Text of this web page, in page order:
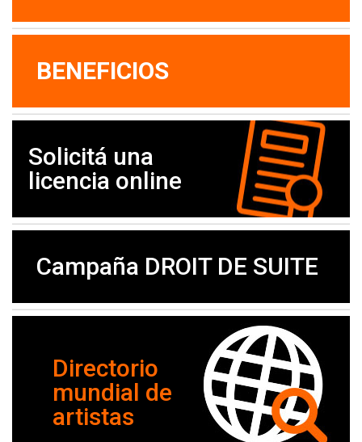
BENEFICIOS
Solicitá una
licencia online
Campaña DROIT DE SUITE
Directorio
mundial de
artistas